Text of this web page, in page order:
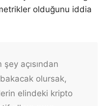
olduğunu iddia
açısından
olursak,
elindeki kripto